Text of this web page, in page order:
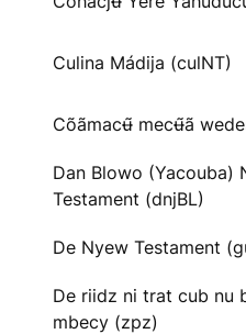
Culina Mádija (culNT)
Cõãmacʉ̃ mecʉ̃ã
Dan Blowo (Yacouba)
Testament (dnjBL)
De Nyew Testament
De riidz ni trat cub nu
mbecy (zpz)